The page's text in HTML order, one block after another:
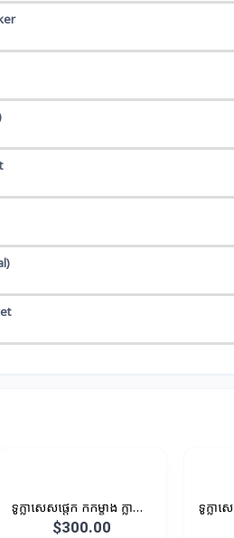
ទូក្លាសេសផ្តេក កកម្ខាង ក្លាស្សេ
ម្ខាង បណ្តោយ 1.1M 210L
$300.00
ទូក្លាស